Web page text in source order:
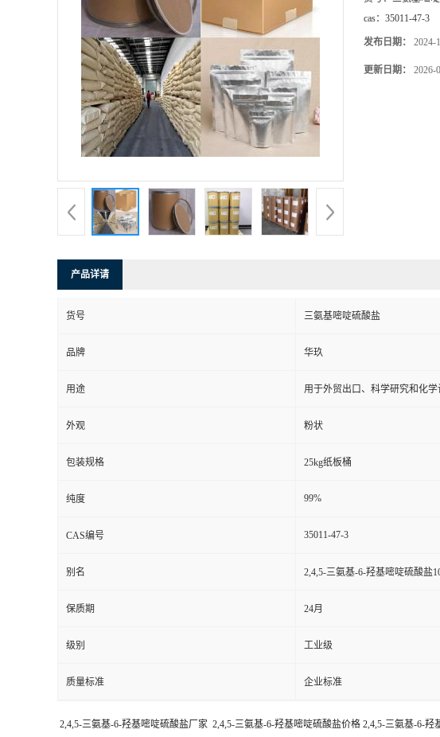
cas： 35011-47-3
发布日期： 2024-
更新日期： 2026-
产品详请
货号 三氨基嘧啶硫酸盐
品牌 华玖
用途 用于外贸出口、科学研究和化
外观 粉状
包装规格 25kg纸板桶
纯度 99%
CAS编号 35011-47-3
别名 2,4,5-三氨基-6-羟基嘧啶硫酸盐
保质期 24月
级别 工业级
质量标准 企业标准
2,4,5-三氨基-6-羟基嘧啶硫酸盐厂家 2,4,5-三氨基-6-羟基嘧啶硫酸盐价格 2,4,5-三氨基-6-羟